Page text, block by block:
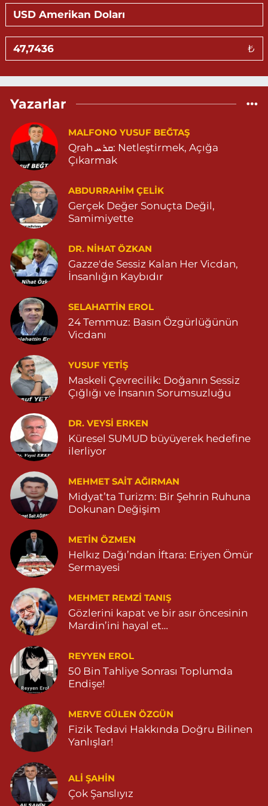
MARDİN DEVLET HASTANESİ KARŞISI PRESTİJ İŞ MERKEZİ
ARTUKLU MARDİN 04822122576
0 (482) 212 25 76 Yol Tarifi Al
PARKI YANI ZERGAN AİLE HEKİMLİĞİ KARŞISI 04823121313
0 (482) 312 13 13
Tema Eczanesi
ATATÜRK MAHALLESİ NUSAYBİN CADDE NO:1 E NUSAYBİN CD.
ÖZEL İPEKYOLU HASTANESİ YANI 04823122920
0 (482) 312 29 20 Yol Tarifi Al
Menal Eczanesi
SELAHADDİN EYYUBİ MAHALLE LOZAN CADDE NO:7 B
04824151501
0 (482) 415 15 01 Yol Tarifi Al
Demhat Eczanesi
POYRAZ MAHALLE MARDİN-DİYARBAKIR CADDE NO:94B
04825112785
0 (482) 511 27 85
Ömerli Eczanesi
YENİ MAHALLE HASTANE CADDESİ 3086 SOKAK NO:7 2
04825413333
0 (482) 541 33 33 Yol Tarifi Al
Büşra Eczanesi
SAĞLIK OCAĞI YANI 04823812379
0 (482) 381 23 79 Yol Tarifi Al
Yavuz Eczanesi
MARDİN CADDE NO:20A 04825712234
0 (482) 571 22 34 Yol Tarifi Al
₺
Yazarlar
MALFONO YUSUF BEĞTAŞ
Qrah ܩܪܚ: Netleştirmek, Açığa
Çıkarmak
ABDURRAHIM ÇELİK
Gerçek Değer Sonuçta Değil,
Samimiyette
DR. NIHAT ÖZKAN
Gazze'de Sessiz Kalan Her Vicdan,
İnsanlığın Kaybıdır
SELAHATTIN EROL
24 Temmuz: Basın Özgürlüğünün
Vicdanı
YUSUF YETİŞ
Maskeli Çevrecilik: Doğanın Sessiz
Çığlığı ve İnsanın Sorumsuzluğu
DR. VEYSI ERKEN
Küresel SUMUD büyüyerek hedefine
ilerliyor
MEHMET SAIT AĞIRMAN
Midyat’ta Turizm: Bir Şehrin Ruhuna
Dokunan Değişim
METIN ÖZMEN
Helkız Dağı’ndan İftara: Eriyen Ömür
Sermayesi
MEHMET REMZI TANIŞ
Gözlerini kapat ve bir asır öncesinin
Mardin’ini hayal et…
REYYEN EROL
50 Bin Tahliye Sonrası Toplumda
Endişe!
MERVE GÜLEN ÖZGÜN
Fizik Tedavi Hakkında Doğru Bilinen
Yanlışlar!
ALI ŞAHİN
Çok Şanslıyız